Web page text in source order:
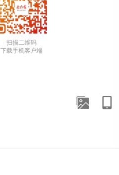
扫描二维码
下载手机客户端